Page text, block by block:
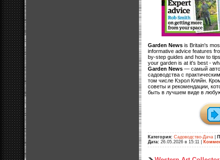
Garden News is Britain's
informative advice features
by-step guides and how to
your garden is at it's best -
Garden News — самый
садоводства с
том числе Кэрол Кляйн.
советы и рекомендации,
быть в лучшем виде в
Категория: Садоводство-Дача
Дата: 26.05.2026 в 15:11